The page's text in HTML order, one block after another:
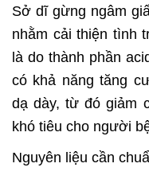
Sở dĩ gừng ngâm
nhằm cải thiện tình
là do thành phần
có khả năng tăng
dạ dày, từ đó giảm
khó tiêu cho người
Nguyên liệu cần